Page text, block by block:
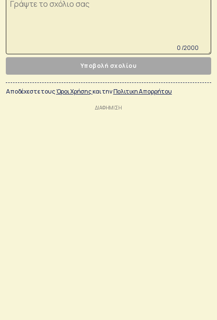
0 /2000
Υποβολή σχολίου
Αποδέχεστε τουςΌροι Χρήσηςκαι τηνΠολιτικη Απορρήτου